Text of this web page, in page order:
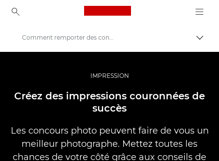
Canon Logo, back to
Vidéo et photographie professionnelles
Histoires
Comment remporter des concours de photographie
IMPRESSION
Créez des impressions couronnées de
succès
Les concours photo peuvent faire de vous un
meilleur photographe. Mettez toutes les
chances de votre côté grâce aux conseils de